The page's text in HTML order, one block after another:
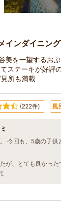
ンダイニン
美を一望するお
ステーキが好評
所も満載
(222件) 風